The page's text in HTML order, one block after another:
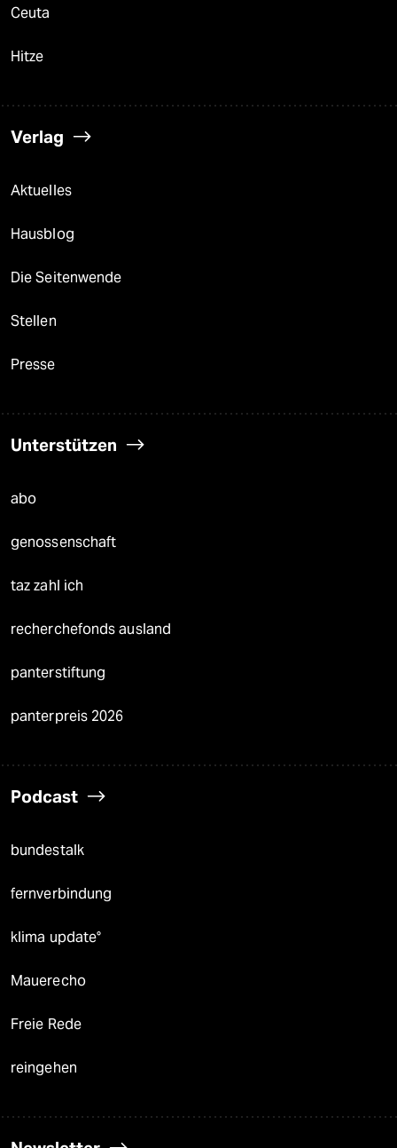
Ceuta
Hitze
Verlag
Aktuelles
Hausblog
Die Seitenwende
Stellen
Presse
Unterstützen
abo
genossenschaft
taz zahl ich
recherchefonds ausland
panterstiftung
panterpreis 2026
Podcast
bundestalk
fernverbindung
klima update°
Mauerecho
Freie Rede
reingehen